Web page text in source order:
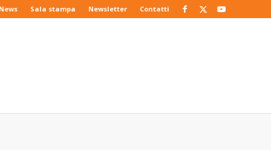
Sala stampa Newsletter Contatti